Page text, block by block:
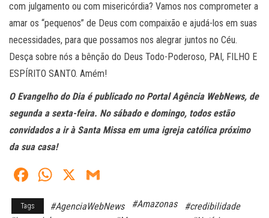
com julgamento ou com misericórdia? Vamos nos comprometer a
amar os “pequenos” de Deus com compaixão e ajudá-los em suas
necessidades, para que possamos nos alegrar juntos no Céu.
Desça sobre nós a bênção do Deus Todo-Poderoso, PAI, FILHO E
ESPÍRITO SANTO. Amém!
O Evangelho do Dia é publicado no Portal Agência WebNews, de
segunda a sexta-feira. No sábado e domingo, todos estão
convidados a ir à Santa Missa em uma igreja católica próximo
da sua casa!
Fa
ce
bo
W
ts
X
ail
Tags #AgenciaWebNews #Amazonas
#credibilidade